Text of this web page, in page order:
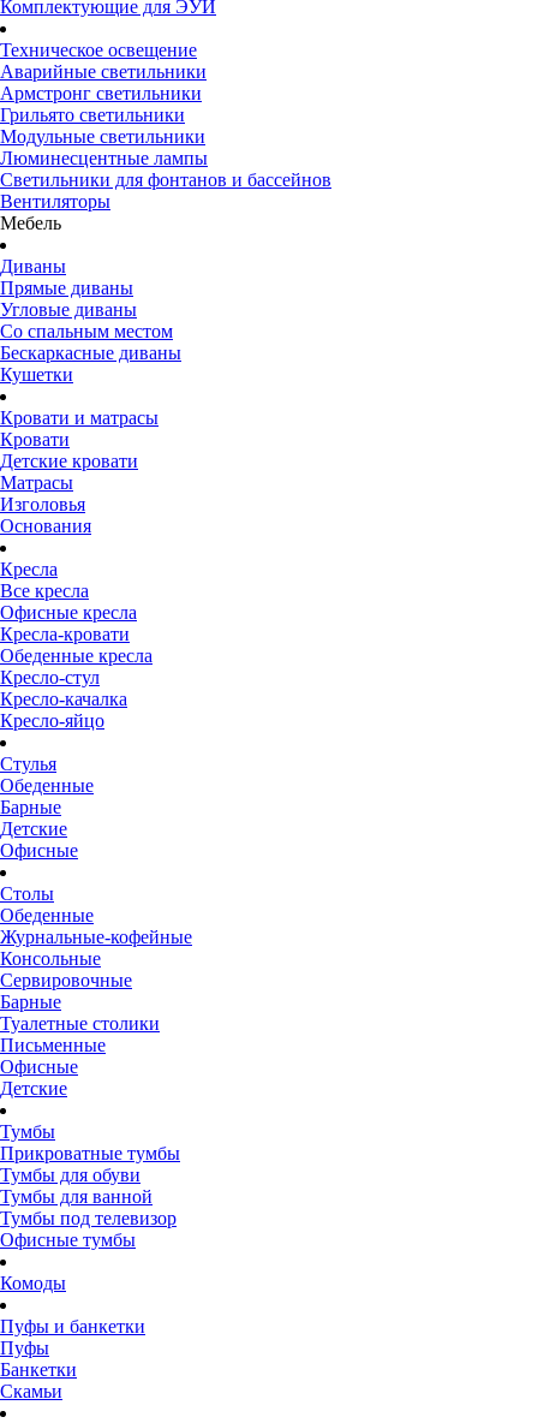
Комплектующие для ЭУИ
Техническое освещение
Аварийные светильники
Армстронг светильники
Грильято светильники
Модульные светильники
Люминесцентные лампы
Светильники для фонтанов и бассейнов
Вентиляторы
Мебель
Диваны
Прямые диваны
Угловые диваны
Со спальным местом
Бескаркасные диваны
Кушетки
Кровати и матрасы
Кровати
Детские кровати
Матрасы
Изголовья
Основания
Кресла
Все кресла
Офисные кресла
Кресла-кровати
Обеденные кресла
Кресло-стул
Кресло-качалка
Кресло-яйцо
Стулья
Обеденные
Барные
Детские
Офисные
Столы
Обеденные
Журнальные-кофейные
Консольные
Сервировочные
Барные
Туалетные столики
Письменные
Офисные
Детские
Тумбы
Прикроватные тумбы
Тумбы для обуви
Тумбы для ванной
Тумбы под телевизор
Офисные тумбы
Комоды
Пуфы и банкетки
Пуфы
Банкетки
Скамьи